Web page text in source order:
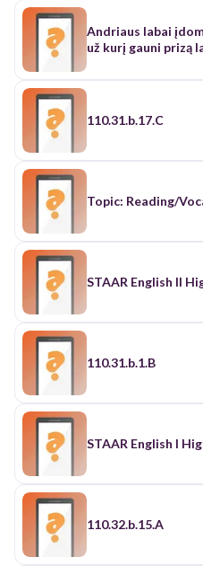
Andriaus labai
už kurį gauni prizą
110.31.b.17.C
Topic: Reading/
STAAR English II
110.31.b.1.B
STAAR English I
110.32.b.15.A